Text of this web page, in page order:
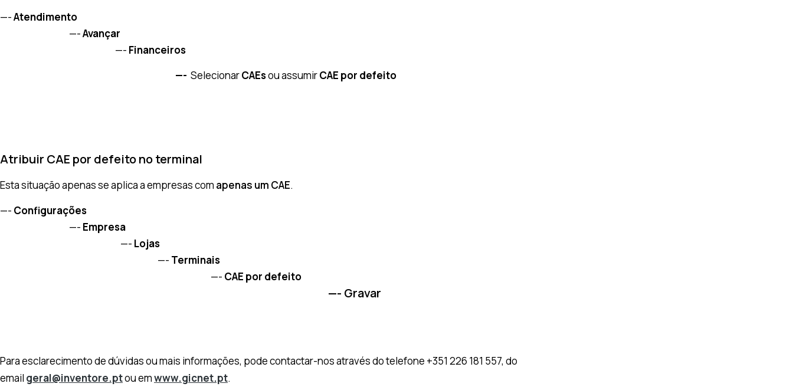
—-Atendimento
—-Avançar
—- Financeiros
—- SelecionarCAEsou assumirCAE por defeito
Atribuir CAE por defeito no terminal
Esta situação apenas se aplica a empresas com apenas um CAE.
—- Configurações
—- Empresa
—- Lojas
—- Terminais
—- CAE por defeito
—- Gravar
Para esclarecimento de dúvidas ou mais informações, pode contactar-nos através do telefone +351 226 181 557, do
email geral@inventore.ptou emwww.gicnet.pt.